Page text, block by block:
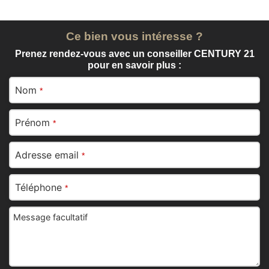
Ce bien vous intéresse ?
Prenez rendez-vous avec un conseiller CENTURY 21
pour en savoir plus :
Nom *
Prénom *
Adresse email *
Téléphone *
Message facultatif